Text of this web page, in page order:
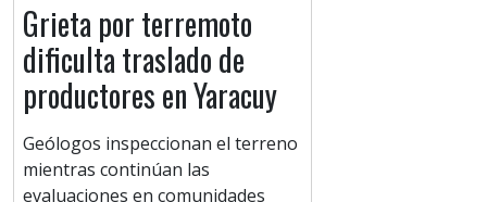
Grieta por terremoto
dificulta traslado de
productores en Yaracuy
Geólogos inspeccionan el terreno
mientras continúan las
evaluaciones en comunidades